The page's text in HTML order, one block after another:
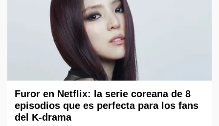
Furor en Netflix: la serie coreana de 8
episodios que es perfecta para los fans
del K-drama